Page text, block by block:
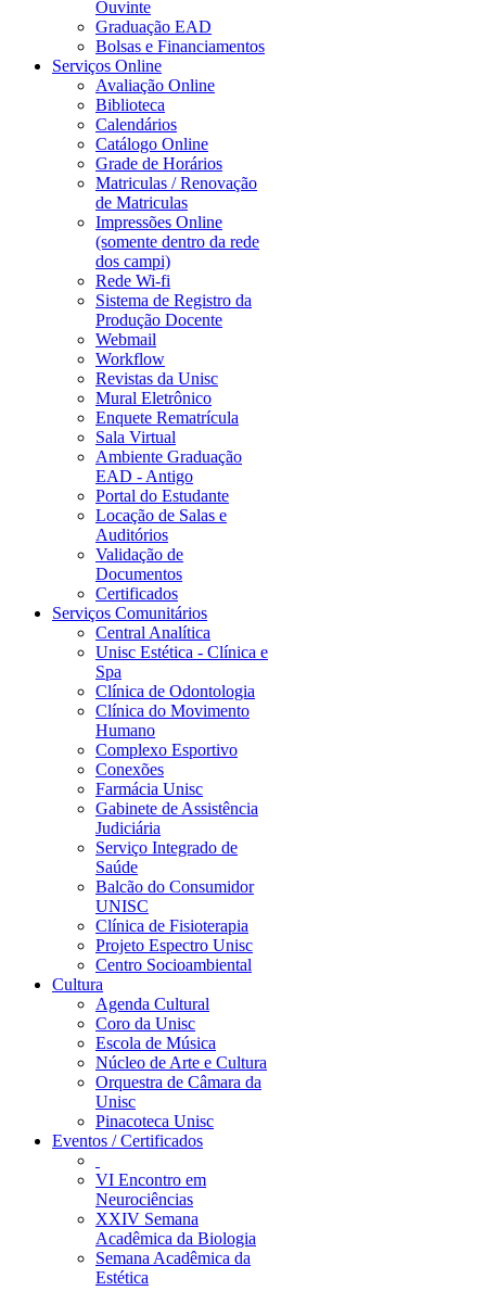
Ouvinte
Graduação EAD
Bolsas e Financiamentos
Serviços Online
Avaliação Online
Biblioteca
Calendários
Catálogo Online
Grade de Horários
Matriculas / Renovação
de Matriculas
Impressões Online
(somente dentro da rede
dos campi)
Rede Wi-fi
Sistema de Registro da
Produção Docente
Webmail
Workflow
Revistas da Unisc
Mural Eletrônico
Enquete Rematrícula
Sala Virtual
Ambiente Graduação
EAD - Antigo
Portal do Estudante
Locação de Salas e
Auditórios
Validação de
Documentos
Certificados
Serviços Comunitários
Central Analítica
Unisc Estética - Clínica e
Spa
Clínica de Odontologia
Clínica do Movimento
Humano
Complexo Esportivo
Conexões
Farmácia Unisc
Gabinete de Assistência
Judiciária
Serviço Integrado de
Saúde
Balcão do Consumidor
UNISC
Clínica de Fisioterapia
Projeto Espectro Unisc
Centro Socioambiental
Cultura
Agenda Cultural
Coro da Unisc
Escola de Música
Núcleo de Arte e Cultura
Orquestra de Câmara da
Unisc
Pinacoteca Unisc
Eventos / Certificados
VI Encontro em
Neurociências
XXIV Semana
Acadêmica da Biologia
Semana Acadêmica da
Estética